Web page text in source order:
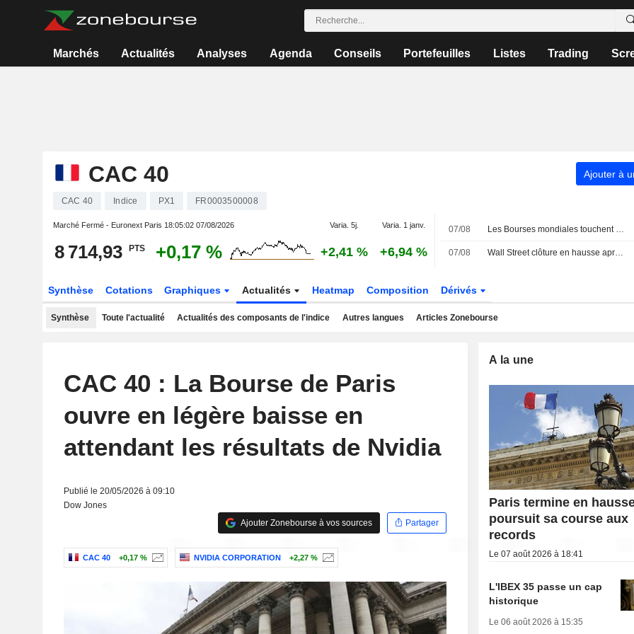
Marchés Actualités Analyses Agenda Conseils Portefeuilles Listes Trading
CAC 40 Ajouter à
CAC 40 Indice PX1 FR0003500008
Marché Fermé - Euronext Paris 18:05:02 07/08/2026 Varia. 5j. Varia. 1 janv.
8 714,93 PTS +0,17 % +2,41 % +6,94 %
07/08 Les Bourses mondiales touchent des sommets après l'emploi américain
07/08 Wall Street clôture en hausse après l'emploi américain
Synthèse Cotations Graphiques Actualités Heatmap Composition Dérivés
Synthèse Toute l'actualité Actualités des composants de l'indice Autres langues Articles Zonebourse
CAC 40 : La Bourse de Paris
ouvre en légère baisse en
attendant les résultats de Nvidia
Publié le 20/05/2026 à 09:10
Dow Jones
Ajouter Zonebourse à vos sources
Partager
CAC 40 +0,17 % NVIDIA CORPORATION +2,27 %
A la une
Paris termine en
poursuit sa course aux
records
Le 07 août 2026 à 18:41
L'IBEX 35 passe un cap
historique
Le 06 août 2026 à 15:35